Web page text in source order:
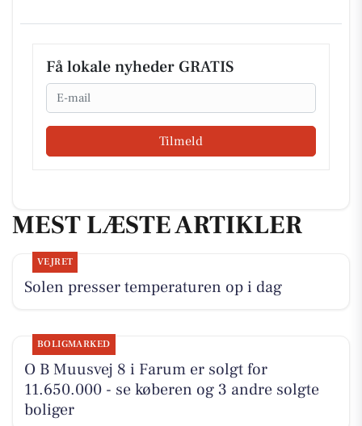
Få lokale nyheder GRATIS
Email
Tilmeld
MEST LÆSTE ARTIKLER
VEJRET
Solen presser temperaturen op i dag
BOLIGMARKED
O B Muusvej 8 i Farum er solgt for
11.650.000 - se køberen og 3 andre solgte
boliger